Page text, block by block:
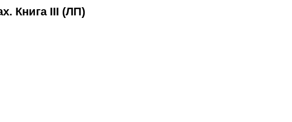
Книга III (ЛП)